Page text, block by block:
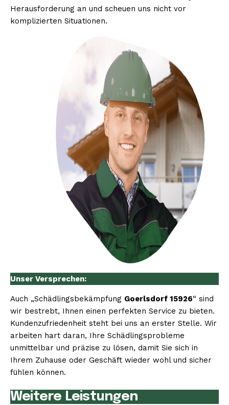
Herausforderung an und scheuen uns nicht vor
komplizierten Situationen.
Unser Versprechen:
Auch „Schädlingsbekämpfung Goerlsdorf 15926“ sind
wir bestrebt, Ihnen einen perfekten Service zu bieten.
Kundenzufriedenheit steht bei uns an erster Stelle. Wir
arbeiten hart daran, Ihre Schädlingsprobleme
unmittelbar und präzise zu lösen, damit Sie sich in
Ihrem Zuhause oder Geschäft wieder wohl und sicher
fühlen können.
Weitere Leistungen